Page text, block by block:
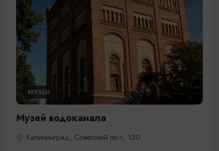
МУЗЕИ
Музей водоканала
Калининград, Советский пр-т, 120